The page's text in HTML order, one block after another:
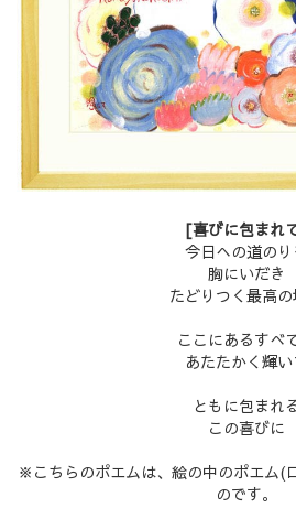
[喜びに包まれ
今日への道のり
胸にいだき
たどりつく最高
ここにあるすべ
あたたかく輝い
ともに包まれ
この喜びに
※こちらのポエムは、絵の中のポエム(
のです。